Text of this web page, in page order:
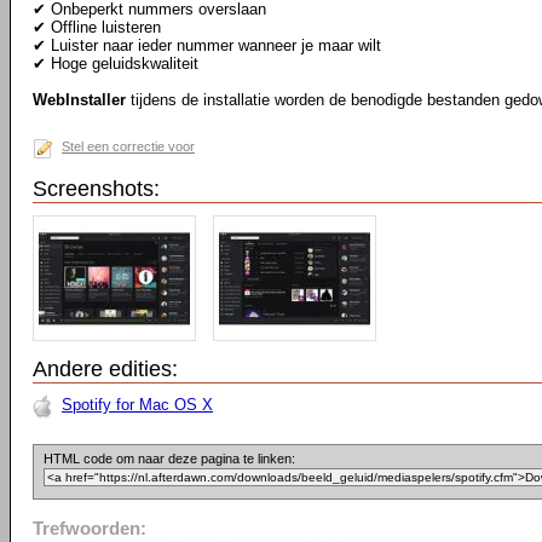
✔ Onbeperkt nummers overslaan
✔ Offline luisteren
✔ Luister naar ieder nummer wanneer je maar wilt
✔ Hoge geluidskwaliteit
WebInstaller tijdens de installatie worden de benodigde bestanden
Stel een correctie voor
Screenshots:
Andere edities:
Spotify for Mac OS X
HTML code om naar deze pagina te linken:
Trefwoorden: